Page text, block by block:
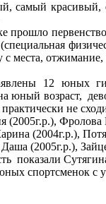
самый
прошло
отжимание,
12 юных
юный возраст,
не
(2004г.р.),
(2005г.р.),
показали
спортсменок с